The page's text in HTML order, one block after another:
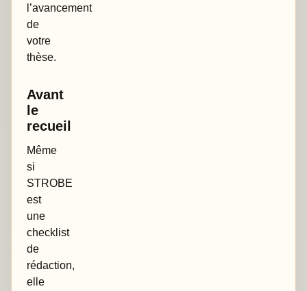
l’avancement
de
votre
thèse.
Avant
le
recueil
Même
si
STROBE
est
une
checklist
de
rédaction,
elle